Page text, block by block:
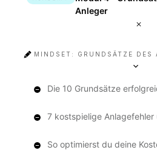
Anleger
MINDSET: GRUNDSÄTZE DES
Die 10 Grundsätze
7 kostspielige Anlagefehler
So optimierst du deine